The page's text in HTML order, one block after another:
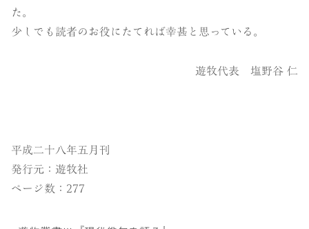
た。
少しでも読者のお役にたてれば幸甚と思っている。
遊牧代表 塩野谷 仁
平成二十八年五月刊
発行元：遊牧社
ページ数：277